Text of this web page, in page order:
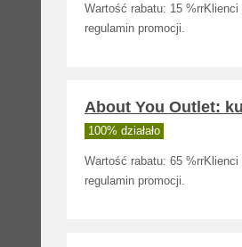
Wartość rabatu: 15
regulamin promocji.
About You Outlet:
100% działało
Wartość rabatu: 65
regulamin promocji.